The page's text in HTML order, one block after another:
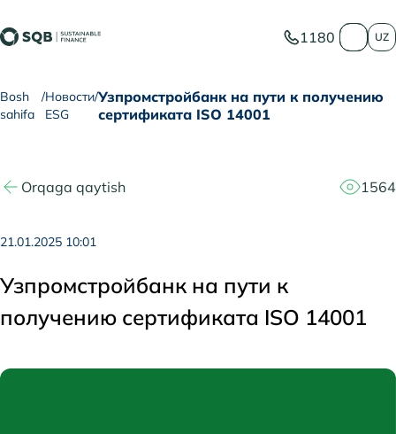
1180 UZ
Bosh
sahifa
Новости
ESG
Узпромстройбанк на пути к получению
сертификата ISO 14001
Orqaga qaytish 1564
21.01.2025 10:01
Узпромстройбанк на пути к
получению сертификата ISO 14001